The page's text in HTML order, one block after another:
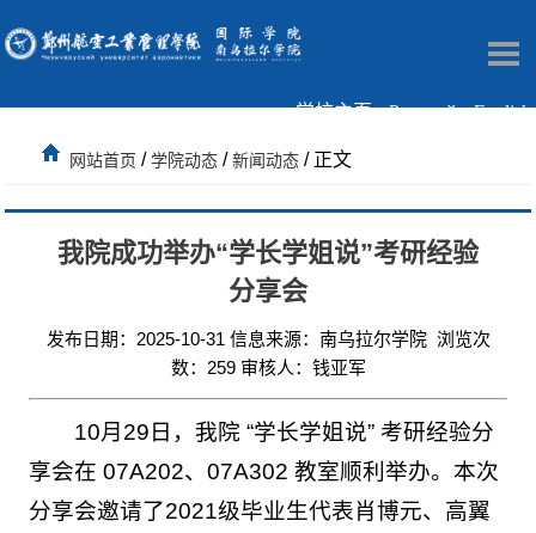
学校主页 Русский English
网站首页 /学院动态 /新闻动态 / 正文
我院成功举办“学长学姐说”考研经验
分享会
发布日期：2025-10-31 信息来源：南乌拉尔学院 浏览次
数： 259审核人：钱亚军
10月29日，我院 “学长学姐说” 考研经验分
享会在 07A202、07A302 教室顺利举办。本次
分享会邀请了2021级毕业生代表肖博元、高翼